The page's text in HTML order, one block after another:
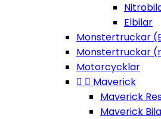
Elbilar
Monstertruckar
Monstertruckar
Motorcycklar
  Maverick
Maverick
Maverick